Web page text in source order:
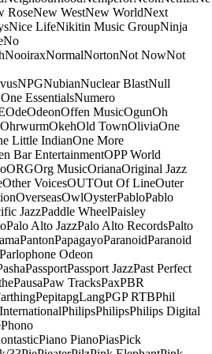
RoseNew WestNew WorldNext
Nice LifeNikitin Music GroupNinja
No
NooiraxNormalNortonNot NowNot
NPGNubianNuclear BlastNull
EssentialsNumero
OdeOdeonOffen MusicOgunOh
OhrwurmOkehOld TownOliviaOne
Little IndianOne More
Bar EntertainmentOPP World
ORGOrg MusicOrianaOriginal Jazz
Other VoicesOUTOut Of LineOuter
OverseasOwlOysterPabloPablo
JazzPaddle WheelPaisley
Palo Alto JazzPalo Alto RecordsPalto
PantonPapagayoParanoidParanoid
Parlophone Odeon
PassportPassport JazzPast Perfect
PausaPaw TracksPaxPBR
PepitapgLangPGP RTBPhil
PhilipsPhilipsPhilips Digital
Phono
Piano PianoPiasPick